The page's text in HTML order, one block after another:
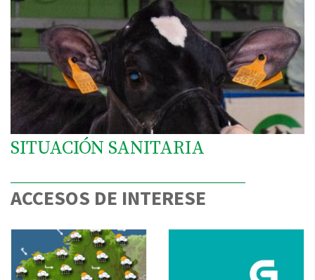
SITUACIÓN SANITARIA
ACCESOS DE INTERESE